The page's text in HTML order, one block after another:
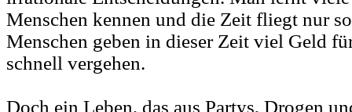
Menschen kennen und die Zeit fliegt nur
Menschen geben in dieser Zeit viel Geld
schnell vergehen.
Doch ein Leben, das aus Partys, Drogen